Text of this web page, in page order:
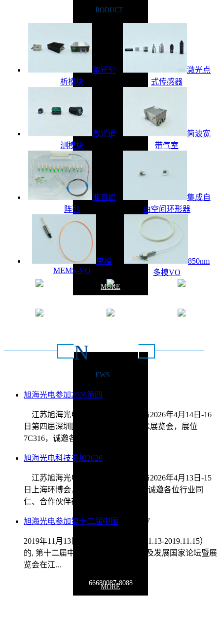
RODUCT
激光分
析模块
激光点
式传感器
激光遥
测模块
简波宽
带气室
准直器
阵列
集成自
由空间环形器
单模
MEMS-VO
850nm
多模VO
MORE
N
EWS
旭海光电参加2026第四
江苏旭海光电科技有限公司将参与2026年4月14日-16
日第四届深圳国际传感器与应用技术展览会，展位
7C316，诚邀各位同仁、合作伙...
旭海光电科技参加2026
江苏旭海光电科技有限公司将参与2026年4月13日-15
日上海环博会，展位位于E4馆E02，诚邀各位行业同
仁、合作伙伴莅临指导。我...
旭海光电参加第十二届中国 2020/1/17
2019年11月13日，历时三天（2019.11.13-2019.11.15）
的, 第十二届中国在线分析仪器应用及发展国家论坛暨展
览会在江...
MORE
66680087-8088